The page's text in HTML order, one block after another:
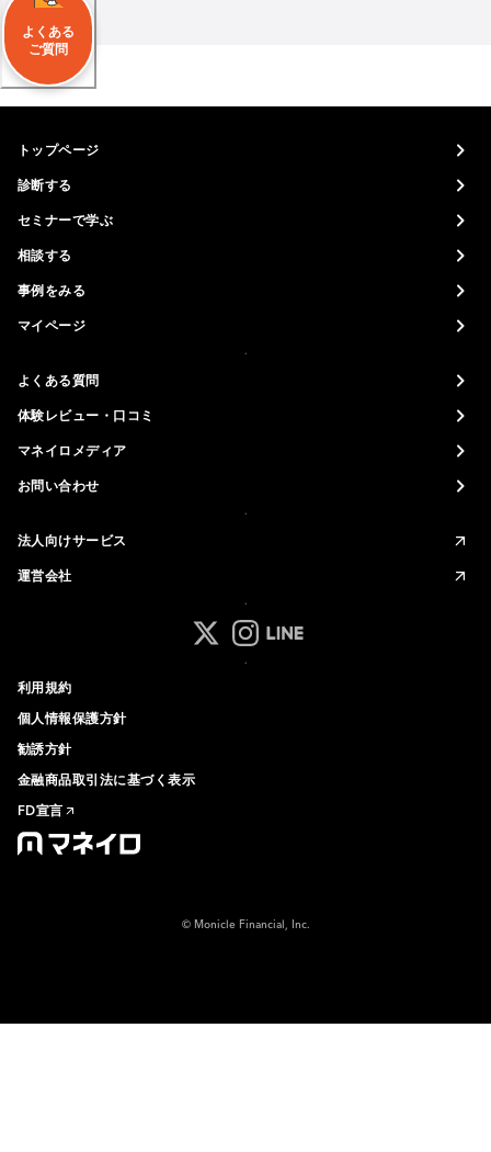
よくある
ご質問
トップページ
診断する
セミナーで学ぶ
相談する
事例をみる
マイページ
よくある質問
体験レビュー・口コミ
マネイロメディア
お問い合わせ
法人向けサービス
運営会社
マネイロ公式 Xアカウント
マネイロ公式 Instagramアカウ
マネイロ公式 LINEアカウ
利用規約
個人情報保護方針
勧誘方針
金融商品取引法に基づく表示
FD宣言
© Monicle Financial, Inc.